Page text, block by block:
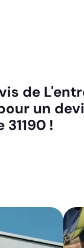
de
un
31190 !